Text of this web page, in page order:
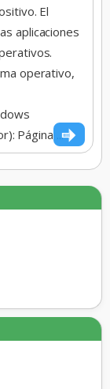
El
aplicaciones
operativo,
Página ...